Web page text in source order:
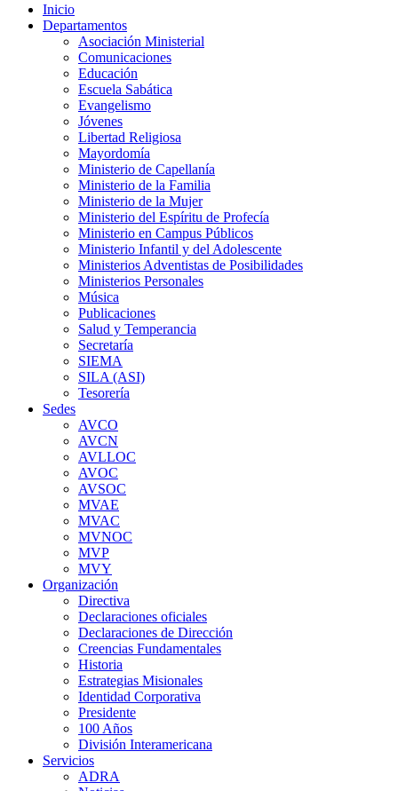
Inicio
Departamentos
Asociación Ministerial
Comunicaciones
Educación
Escuela Sabática
Evangelismo
Jóvenes
Libertad Religiosa
Mayordomía
Ministerio de Capellanía
Ministerio de la Familia
Ministerio de la Mujer
Ministerio del Espíritu de Profecía
Ministerio en Campus Públicos
Ministerio Infantil y del Adolescente
Ministerios Adventistas de Posibilidades
Ministerios Personales
Música
Publicaciones
Salud y Temperancia
Secretaría
SIEMA
SILA (ASI)
Tesorería
Sedes
AVCO
AVCN
AVLLOC
AVOC
AVSOC
MVAE
MVAC
MVNOC
MVP
MVY
Organización
Directiva
Declaraciones oficiales
Declaraciones de Dirección
Creencias Fundamentales
Historia
Estrategias Misionales
Identidad Corporativa
Presidente
100 Años
División Interamericana
Servicios
ADRA